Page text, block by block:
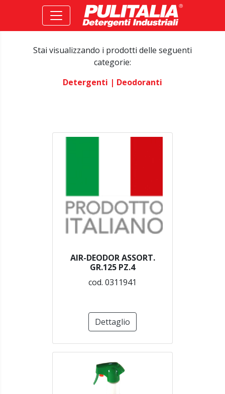
Stai visualizzando i prodotti delle seguenti
categorie:
Detergenti | Deodoranti
AIR-DEODOR ASSORT.
GR.125 PZ.4
cod. 0311941
Dettaglio